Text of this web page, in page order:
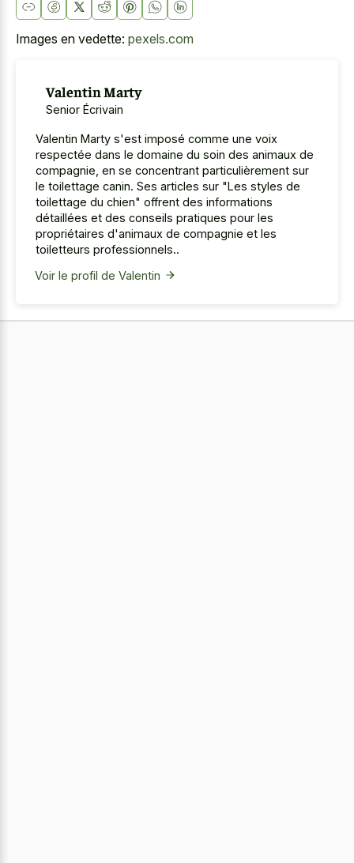
Images en vedette: pexels.com
Valentin Marty
Senior Écrivain
Valentin Marty s'est imposé comme une voix
respectée dans le domaine du soin des animaux de
compagnie, en se concentrant particulièrement sur
le toilettage canin. Ses articles sur "Les styles de
toilettage du chien" offrent des informations
détaillées et des conseils pratiques pour les
propriétaires d'animaux de compagnie et les
toiletteurs professionnels..
Voir le profil de Valentin